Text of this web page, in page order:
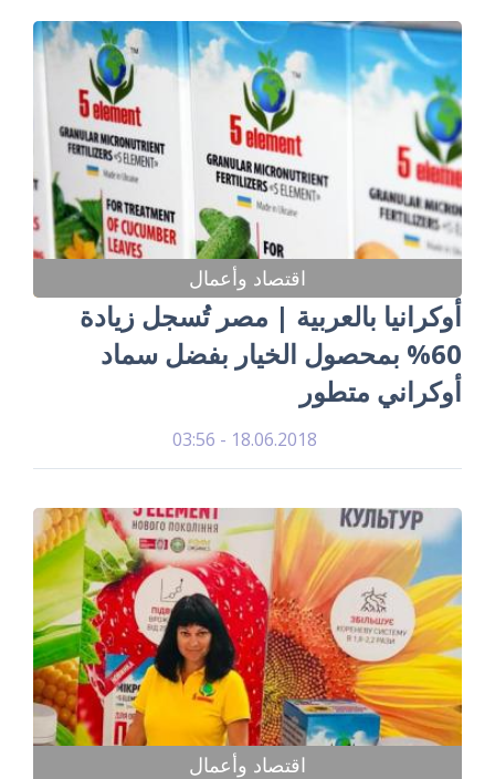
اقتصاد وأعمال
أوكرانيا بالعربية | مصر تُسجل زيادة
60% بمحصول الخيار بفضل سماد
أوكراني متطور
18.06.2018 - 03:56
اقتصاد وأعمال